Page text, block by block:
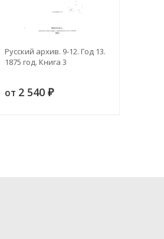
Русский архив. 9-12. Год 13.
1875 год. Книга 3
от 2 540 ₽